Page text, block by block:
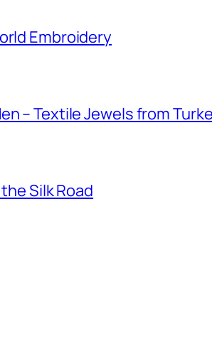
Embroidery
– Textile Jewels from
Silk Road